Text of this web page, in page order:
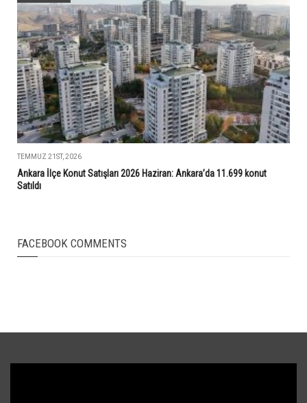
TEMMUZ 21ST, 2026
Ankara İlçe Konut Satışları 2026 Haziran: Ankara’da 11.699 konut
Satıldı
FACEBOOK COMMENTS